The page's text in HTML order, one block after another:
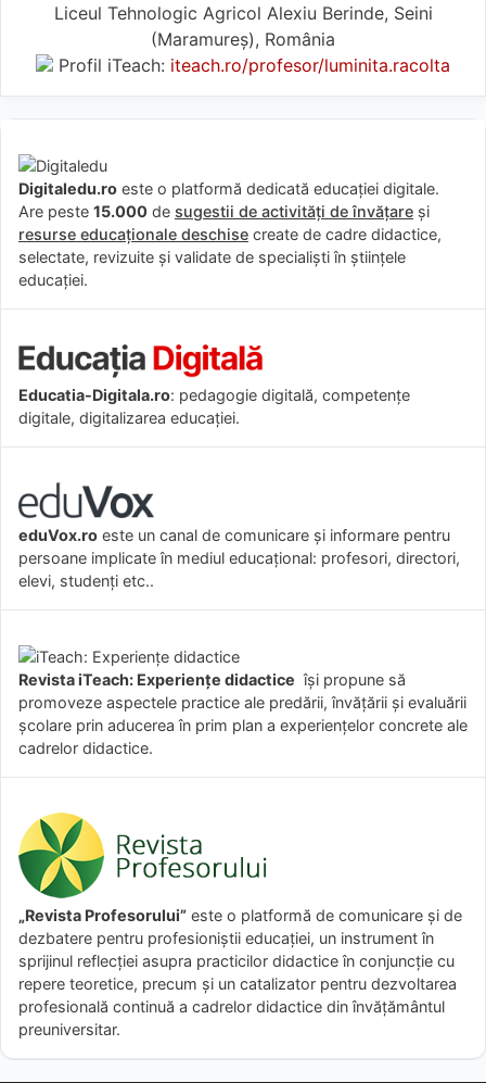
Liceul Tehnologic Agricol Alexiu Berinde, Seini
(Maramureş), România
Profil iTeach: iteach.ro/profesor/luminita.racolta
Digitaledu.ro este o platformă dedicată educației digitale.
Are peste 15.000 de sugestii de activități de învățare și
resurse educaționale deschise create de cadre didactice,
selectate, revizuite și validate de specialiști în științele
educației.
Educatia-Digitala.ro: pedagogie digitală, competențe
digitale, digitalizarea educației.
eduVox.ro este un canal de comunicare și informare pentru
persoane implicate în mediul educațional: profesori, directori,
elevi, studenți etc..
Revista iTeach: Experienţe didactice îşi propune să
promoveze aspectele practice ale predării, învăţării şi evaluării
şcolare prin aducerea în prim plan a experienţelor concrete ale
cadrelor didactice.
„Revista Profesorului” este o platformă de comunicare și de
dezbatere pentru profesioniștii educației, un instrument în
sprijinul reflecției asupra practicilor didactice în conjuncție cu
repere teoretice, precum și un catalizator pentru dezvoltarea
profesională continuă a cadrelor didactice din învățământul
preuniversitar.